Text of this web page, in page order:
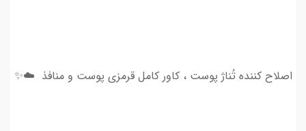
اصلاح کننده تُناژ پوست ، کاور کامل قرمزی‌ پوست و منافذ ☁️✨